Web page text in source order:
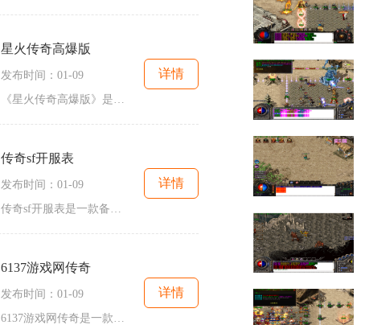
星火传奇高爆版
发布时间：01-09
《星火传奇高爆版》是一款经典的2D游戏，是传奇游戏类型的一种，以角色扮演为核心玩法，具有万人在线、玩家互动、野外冒险、组队战斗、装备打造、技能学习和练级攻略等特点。单职业传奇的游戏风格也得到了延续与发展。在《星火传奇高爆版》中，玩家可以选择多种职业扮演不同的角色。每个职业都有自己独特的技能和特点，玩家可以根据自己的兴趣选择不同的职业，体验不同的游戏乐趣。比如战士职业，攻击力强大，具有较高的生命值和防御力，适合近战战斗；法师职业，则擅长远程攻击和使用魔法，技能威力惊人；道士职业...
详情
传奇sf开服表
发布时间：01-09
传奇sf开服表是一款备受玩家喜爱的游戏，它不仅具有经典的游戏设定，而且还有丰富多样的玩法。在这款游戏中，玩家可以体验到传奇世界的魅力，感受到刺激的战斗和无尽的冒险。让我们来了解一下传奇sf开服表的游戏背景。游戏中的世界充满了各种神秘古老的地方和危险的怪物。玩家扮演的角色是一个勇敢的战士，他需要勇闯各种副本和地下城，与邪恶势力进行战斗，保护自己的家园。游戏的玩法非常丰富多样，其中最重要的部分是战斗系统。玩家可以选择不同类型的角色，如战士、法师、道士等，每种角色都有自己独特的技能...
详情
6137游戏网传奇
发布时间：01-09
6137游戏网传奇是一款备受玩家喜爱的传奇游戏。该游戏以其独特的玩法和精美的画面设计，吸引了无数玩家的关注。今天我们就来详细介绍一下6137游戏网传奇的具体玩法。游戏开始时，玩家需要选择一个职业。传奇游戏有战士、法师和道士三种职业可供选择。每个职业都有其独特的技能和特性，玩家可以根据自己的喜好和游戏需求选择合适的职业。在6137游戏网传奇中，玩家可以通过完成任务、击败怪物和探索地图来提升自己的等级。等级提升后，玩家将获得更强大的技能和更高的属性。游戏中还有各种神器和装备可以收...
详情